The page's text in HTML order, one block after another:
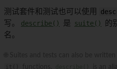
测试套件和测试也可以使用
写。
describe() 是 suite() 的
名。